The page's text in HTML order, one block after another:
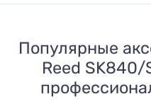
Популярные
Reed